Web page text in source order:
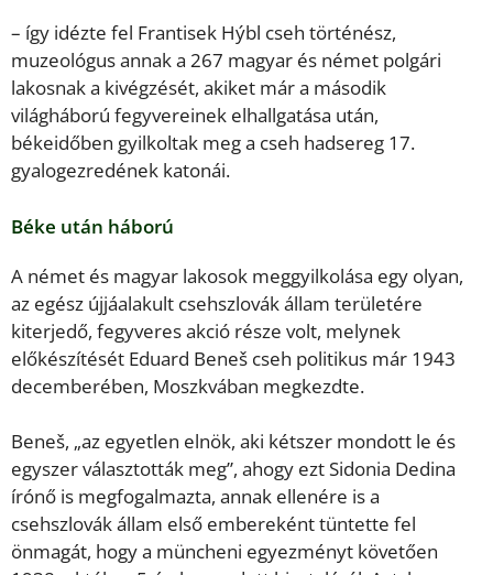
– így idézte fel Frantisek Hýbl cseh történész,
muzeológus annak a 267 magyar és német polgári
lakosnak a kivégzését, akiket már a második
világháború fegyvereinek elhallgatása után,
békeidőben gyilkoltak meg a cseh hadsereg 17.
gyalogezredének katonái.
Béke után háború
A német és magyar lakosok meggyilkolása egy olyan,
az egész újjáalakult csehszlovák állam területére
kiterjedő, fegyveres akció része volt, melynek
előkészítését Eduard Beneš cseh politikus már 1943
decemberében, Moszkvában megkezdte.
Beneš, „az egyetlen elnök, aki kétszer mondott le és
egyszer választották meg”, ahogy ezt Sidonia Dedina
írónő is megfogalmazta, annak ellenére is a
csehszlovák állam első embereként tüntette fel
önmagát, hogy a müncheni egyezményt követően